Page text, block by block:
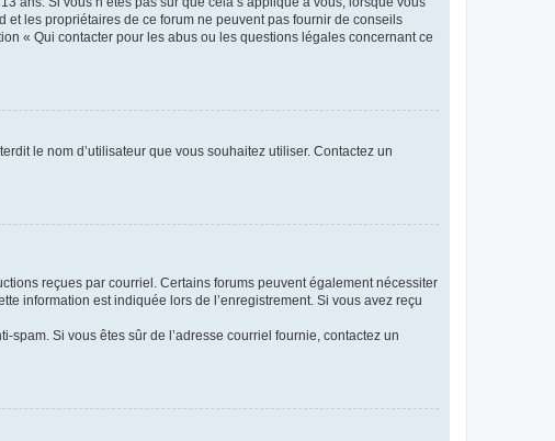
les propriétaires de ce forum ne peuvent pas fournir de conseils
« Qui contacter pour les abus ou les questions légales concernant ce
le nom d’utilisateur que vous souhaitez utiliser. Contactez un
reçues par courriel. Certains forums peuvent également nécessiter
information est indiquée lors de l’enregistrement. Si vous avez reçu
Si vous êtes sûr de l’adresse courriel fournie, contactez un